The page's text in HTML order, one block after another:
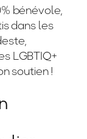
bénévole,
dans les
LGBTIQ+
soutien !